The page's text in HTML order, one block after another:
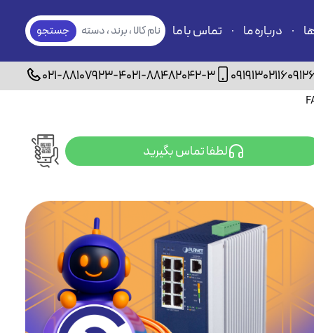
درباره ما تماس با ما
نام کالا ، برند ، دسته
بندی
جستجو
09191302116
021-88482042-3
021-88107923-4
لطفا تماس بگیرید